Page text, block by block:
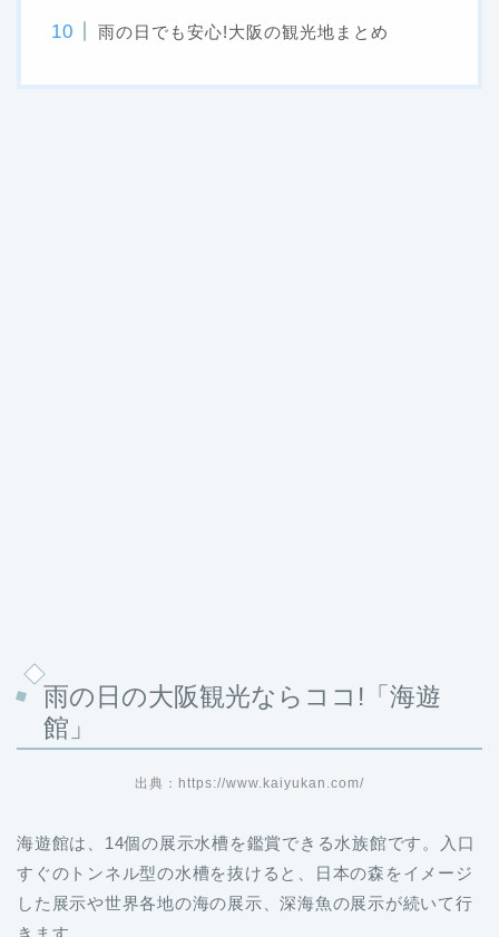
雨の日でも安心!大阪の観光地まとめ
雨の日の大阪観光ならココ!「海遊
館」
出典：https://www.kaiyukan.com/
海遊館は、14個の展示水槽を鑑賞できる水族館です。入口
すぐのトンネル型の水槽を抜けると、日本の森をイメージ
した展示や世界各地の海の展示、深海魚の展示が続いて行
きます。